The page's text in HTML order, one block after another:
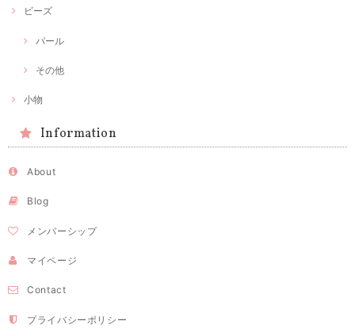
ビーズ
パール
その他
小物
Information
About
Blog
メンバーシップ
マイページ
Contact
プライバシーポリシー